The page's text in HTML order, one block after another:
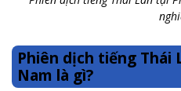
Phiên dịch tiếng Thái
Nam là gì?